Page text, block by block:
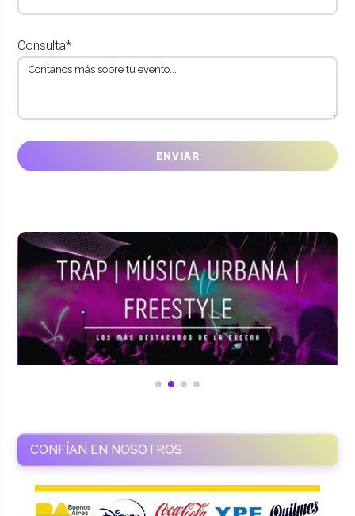
Consulta*
CONFÍAN EN NOSOTROS